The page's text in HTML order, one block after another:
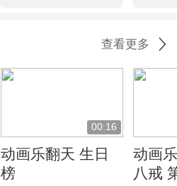
查看更多
00:16
动画乐翻天 生日
榜
动画
八戒